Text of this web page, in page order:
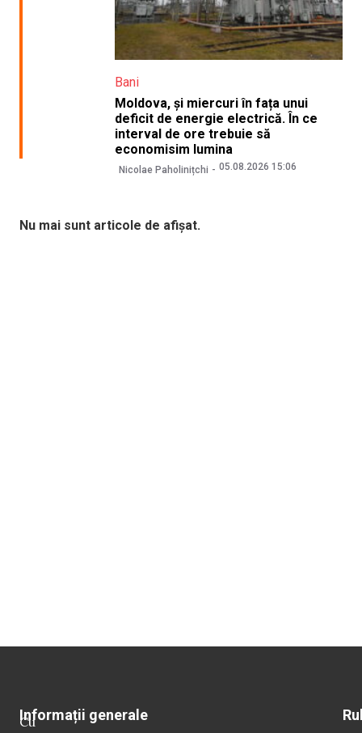
Bani
Moldova, și miercuri în fața unui
deficit de energie electrică. În ce
interval de ore trebuie să
economisim lumina
Nicolae Paholinițchi 05.08.2026 15:06
Nu mai sunt articole de afișat.
Cu
Informații generale